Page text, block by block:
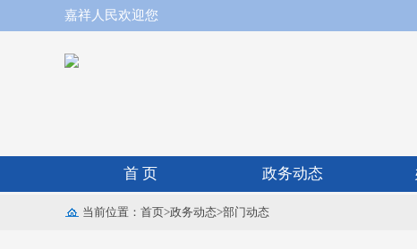
嘉祥人民欢迎您
首 页 政务动态
当前位置： 首页>政务动态>部门动态